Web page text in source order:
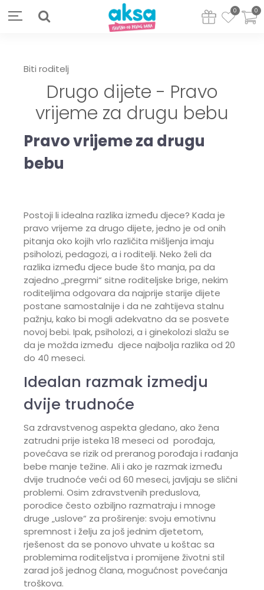
0
0
Biti roditelj
Drugo dijete - Pravo
vrijeme za drugu bebu
Pravo vrijeme za drugu
bebu
Postoji li idealna razlika između djece? Kada je
pravo vrijeme za drugo dijete, jedno je od onih
pitanja oko kojih vrlo različita mišljenja imaju
psiholozi, pedagozi, a i roditelji. Neko želi da
razlika između djece bude što manja, pa da
zajedno „pregrmi“ sitne roditeljske brige, nekim
roditeljima odgovara da najprije starije dijete
postane samostalnije i da ne zahtijeva stalnu
pažnju, kako bi mogli adekvatno da se posvete
novoj bebi. Ipak, psiholozi, a i ginekolozi slažu se
da je možda između djece najbolja razlika od 20
do 40 meseci.
Idealan razmak izmedju
dvije trudnoće
Sa zdravstvenog aspekta gledano, ako žena
zatrudni prije isteka 18 meseci od porođaja,
povećava se rizik od preranog porođaja i rađanja
bebe manje težine. Ali i ako je razmak između
dvije trudnoće veći od 60 meseci, javljaju se slični
problemi. Osim zdravstvenih preduslova,
porodice često ozbiljno razmatraju i mnoge
druge „uslove“ za proširenje: svoju emotivnu
spremnost i želju za još jednim djetetom,
rješenost da se ponovo uhvate u koštac sa
problemima roditeljstva i promijene životni stil
zarad još jednog člana, mogućnost povećanja
troškova.